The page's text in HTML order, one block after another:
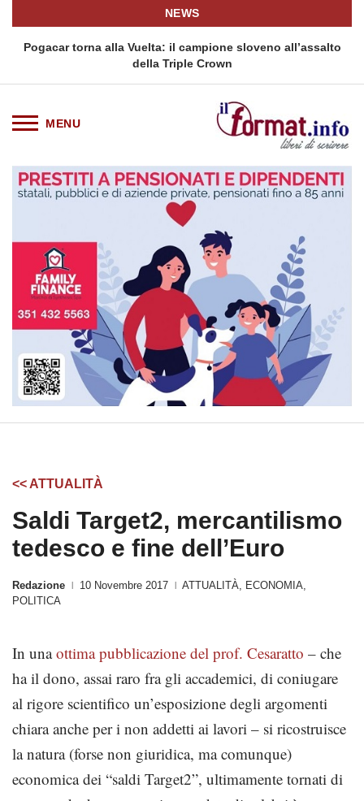
NEWS
Pogacar torna alla Vuelta: il campione sloveno all’assalto
della Triple Crown
<< ATTUALITÀ
Saldi Target2, mercantilismo
tedesco e fine dell’Euro
Redazione 10 Novembre 2017 ATTUALITÀ, ECONOMIA,
POLITICA
In unaottima pubblicazione del prof. Cesaratto – che
ha il dono, assai raro fra gli accademici, di coniugare
al rigore scientifico un’esposizione degli argomenti
chiara anche per i non addetti ai lavori – si ricostruisce
la natura (forse non giuridica, ma comunque)
economica dei “saldi Target2”, ultimamente tornati di